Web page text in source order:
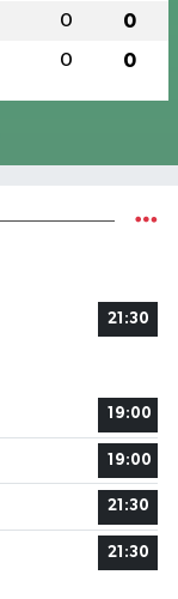
0 0
0 0
21:30
19:00
19:00
21:30
21:30